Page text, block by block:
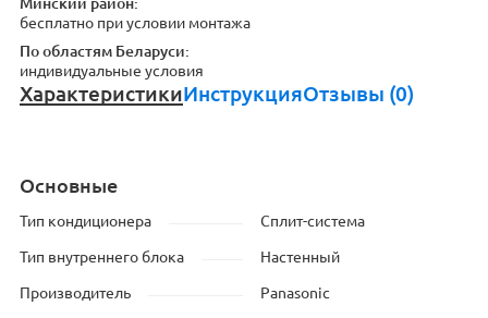
бесплатно при условии монтажа
По областям Беларуси:
индивидуальные условия
ХарактеристикиИнструкцияОтзывы (0)
Основные
Тип кондиционера Сплит-система
Тип внутреннего блока Настенный
Производитель Panasonic